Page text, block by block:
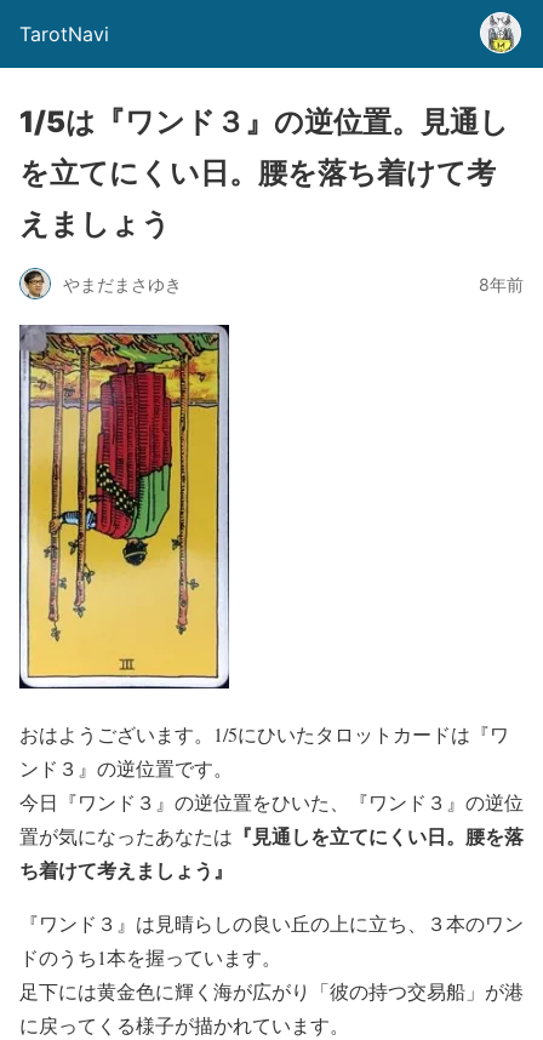
TarotNavi
1/5は『ワンド３』の逆位置。見通し
を立てにくい日。腰を落ち着けて考
えましょう
やまだまさゆき 8年前
おはようございます。1/5にひいたタロットカードは『ワ
ンド３』の逆位置です。
今日『ワンド３』の逆位置をひいた、『ワンド３』の逆位
置が気になったあなたは 『見通しを立てにくい日。腰を落
ち着けて考えましょう』
『ワンド３』は見晴らしの良い丘の上に立ち、３本のワン
ドのうち1本を握っています。
足下には黄金色に輝く海が広がり「彼の持つ交易船」が港
に戻ってくる様子が描かれています。